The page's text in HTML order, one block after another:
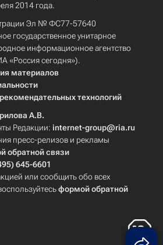
2014 года.
Эл № ФС77-57640
государственное унитарное
информационное агентство
«Россия сегодня»).
материалов
технологий
А.В.
Редакции: internet-group@ria.ru
пресс-релизов и рекламы
обратной связи
645-6601
или сообщить обо всех
формой обратной